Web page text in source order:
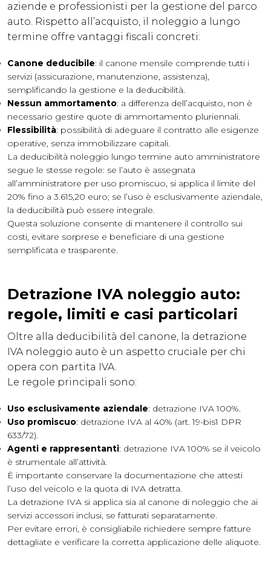
aziende e professionisti per la gestione del parco
auto. Rispetto all’acquisto, il noleggio a lungo
termine offre vantaggi fiscali concreti:
Canone deducibile: il canone mensile comprende tutti i
servizi (assicurazione, manutenzione, assistenza),
semplificando la gestione e la deducibilità.
Nessun ammortamento: a differenza dell’acquisto, non è
necessario gestire quote di ammortamento pluriennali.
Flessibilità: possibilità di adeguare il contratto alle esigenze
operative, senza immobilizzare capitali.
La deducibilità noleggio lungo termine auto amministratore
segue le stesse regole: se l’auto è assegnata
all’amministratore per uso promiscuo, si applica il limite del
20% fino a 3.615,20 euro; se l’uso è esclusivamente aziendale,
la deducibilità può essere integrale.
Questa soluzione consente di mantenere il controllo sui
costi, evitare sorprese e beneficiare di una gestione
semplificata e trasparente.
Detrazione IVA noleggio auto:
regole, limiti e casi particolari
Oltre alla deducibilità del canone, la detrazione
IVA noleggio auto è un aspetto cruciale per chi
opera con partita IVA.
Le regole principali sono:
Uso esclusivamente aziendale: detrazione IVA 100%.
Uso promiscuo: detrazione IVA al 40% (art. 19-bis1 DPR
633/72).
Agenti e rappresentanti: detrazione IVA 100% se il veicolo
è strumentale all’attività.
È importante conservare la documentazione che attesti
l’uso del veicolo e la quota di IVA detratta.
La detrazione IVA si applica sia al canone di noleggio che ai
servizi accessori inclusi, se fatturati separatamente.
Per evitare errori, è consigliabile richiedere sempre fatture
dettagliate e verificare la corretta applicazione delle aliquote.